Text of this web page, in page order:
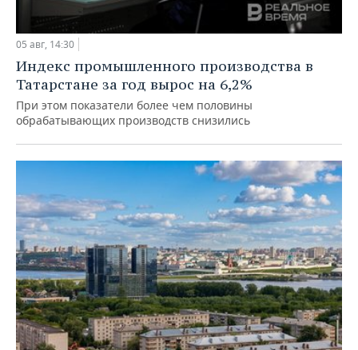
05 авг, 14:30
Индекс промышленного производства в
Татарстане за год вырос на 6,2%
При этом показатели более чем половины
обрабатывающих производств снизились